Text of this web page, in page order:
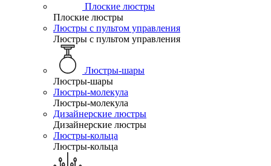
Плоские люстры
Плоские люстры
Люстры с пультом управления
Люстры с пультом управления
Люстры-шары
Люстры-шары
Люстры-молекула
Люстры-молекула
Дизайнерские люстры
Дизайнерские люстры
Люстры-кольца
Люстры-кольца